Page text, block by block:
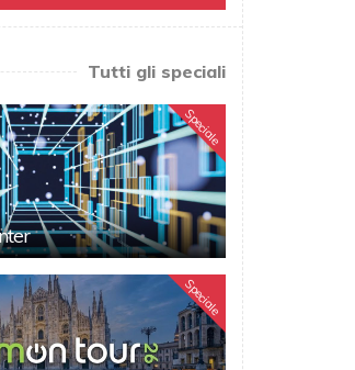
Tutti gli speciali
Speciale
Speciale